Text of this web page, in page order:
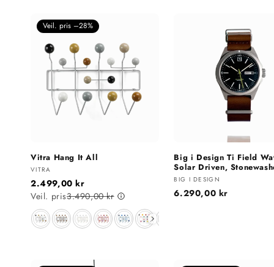
Veil. pris –28%
Vitra Hang It All
Selger:
VITRA
2.499,00 kr
Veil. pris3.490,00 kr
Farge
Big i Design Ti Field
Solar Driven,
Selger:
BIG I DESIGN
Vanlig
6.290,00 kr